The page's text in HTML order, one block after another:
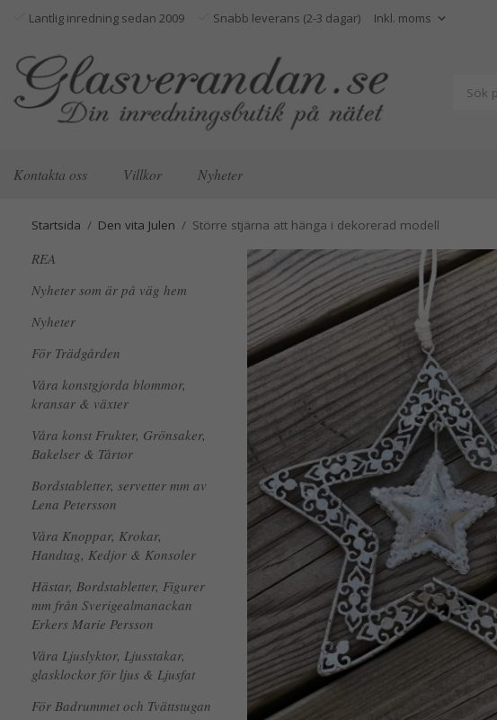
Lantlig inredning sedan 2009 Snabb leverans (2-3 dagar)
Kontakta oss Villkor Nyheter
Startsida / Den vita Julen / Större stjärna att hänga i dekorerad modell
REA
Nyheter som är på väg hem
Nyheter
För Trädgården
Våra konstgjorda blommor,
kransar & växter
Våra konst Frukter, Grönsaker,
Bakelser & Tårtor
Bordstabletter, servetter mm av
Lena Petersson
Våra Knoppar, Krokar,
Handtag, Kedjor & Konsoler
Hästar, Bordstabletter, Figurer
mm från Sverigealmanackan
Erkers Marie Persson
Våra Ljuslyktor, Ljusstakar,
glasklockor för ljus & Ljusfat
För Badrummet och Tvättstugan